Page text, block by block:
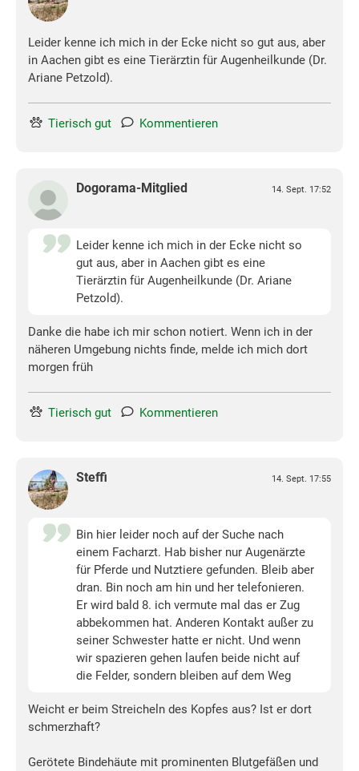
Leider kenne ich mich in der Ecke nicht so gut aus, aber
in Aachen gibt es eine Tierärztin für Augenheilkunde (Dr.
Ariane Petzold).
Tierisch gut Kommentieren
Dogorama-Mitglied 14. Sept. 17:52
Leider kenne ich mich in der Ecke nicht so
gut aus, aber in Aachen gibt es eine
Tierärztin für Augenheilkunde (Dr. Ariane
Petzold).
Danke die habe ich mir schon notiert. Wenn ich in der
näheren Umgebung nichts finde, melde ich mich dort
morgen früh
Tierisch gut Kommentieren
Steffi 14. Sept. 17:55
Bin hier leider noch auf der Suche nach
einem Facharzt. Hab bisher nur Augenärzte
für Pferde und Nutztiere gefunden. Bleib aber
dran. Bin noch am hin und her telefonieren.
Er wird bald 8. ich vermute mal das er Zug
abbekommen hat. Anderen Kontakt außer zu
seiner Schwester hatte er nicht. Und wenn
wir spazieren gehen laufen beide nicht auf
die Felder, sondern bleiben auf dem Weg
Weicht er beim Streicheln des Kopfes aus? Ist er dort
schmerzhaft?
Gerötete Bindehäute mit prominenten Blutgefäßen und